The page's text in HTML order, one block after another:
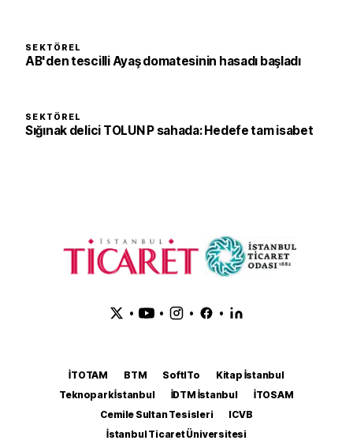
SEKTÖREL
AB'den tescilli Ayaş domatesinin hasadı başladı
SEKTÖREL
Sığınak delici TOLUN P sahada: Hedefe tam isabet
• • • •
İTOTAM BTM SoftITo
Kitap İstanbul
Teknopark İstanbul
İDTM İstanbul
İTOSAM
Cemile Sultan Tesisleri
ICVB
İstanbul Ticaret Üniversitesi